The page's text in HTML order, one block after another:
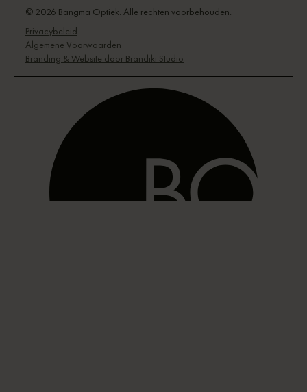
© 2026 Bangma Optiek. Alle rechten voorbehouden.
Privacybeleid
Algemene Voorwaarden
Branding & Website door Brandiki Studio